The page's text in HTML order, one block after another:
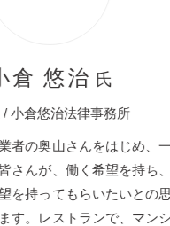
所
じめ、一人一
を持ち、あら
いとの思いで
、マンション